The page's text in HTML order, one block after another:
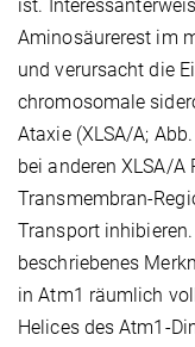
ist.
Aminosäurerest im
und verursacht die
chromosomale
Ataxie (XLSA/A;
bei anderen XLSA/
Transmembran-
Transport
beschriebenes
in Atm1 räumlich
Helices des Atm1-